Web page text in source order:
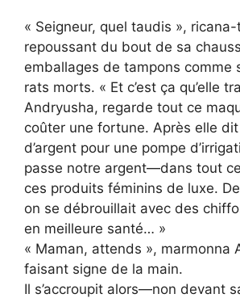
« Seigneur, quel taudis »,
repoussant du bout de sa
emballages de tampons comme
rats morts. « Et c’est ça qu’elle
Andryusha, regarde tout ce
coûter une fortune. Après elle dit
d’argent pour une pompe
passe notre argent—dans tout
ces produits féminins de luxe.
on se débrouillait avec des
en meilleure santé… »
« Maman, attends », marmonna
faisant signe de la main.
Il s’accroupit alors—non devant